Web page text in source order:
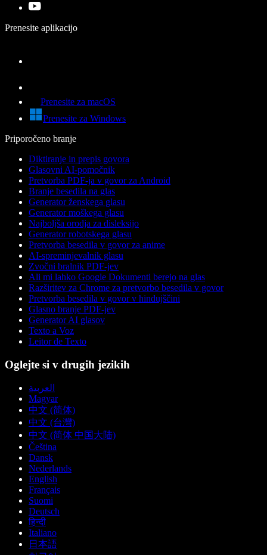
Prenesite aplikacijo
Prenesite za macOS
Prenesite za Windows
Priporočeno branje
Diktiranje in prepis govora
Glasovni AI-pomočnik
Pretvorba PDF-ja v govor za Android
Branje besedila na glas
Generator ženskega glasu
Generator moškega glasu
Najboljša orodja za disleksijo
Generator robotskega glasu
Pretvorba besedila v govor za anime
AI-spreminjevalnik glasu
Zvočni bralnik PDF-jev
Ali mi lahko Google Dokumenti berejo na glas
Razširitev za Chrome za pretvorbo besedila v govor
Pretvorba besedila v govor v hindujščini
Glasno branje PDF-jev
Generator AI glasov
Texto a Voz
Leitor de Texto
Oglejte si v drugih jezikih
العربية
Magyar
中文 (简体)
中文 (台灣)
中文 (简体 中国大陆)
Čeština
Dansk
Nederlands
English
Français
Suomi
Deutsch
हिन्दी
Italiano
日本語